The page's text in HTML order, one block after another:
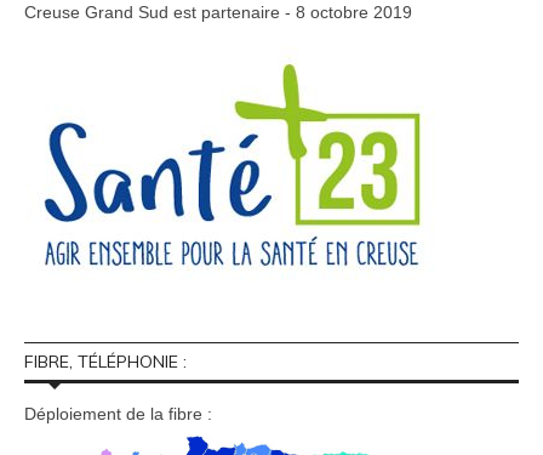
Creuse Grand Sud est partenaire - 8 octobre 2019
FIBRE, TÉLÉPHONIE :
Déploiement de la fibre :